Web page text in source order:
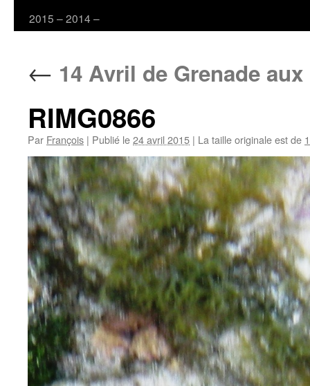
2015 – 2014 –
← 14 Avril de Grenade
RIMG0866
Par François | Publié le24 avril 2015 | La taille originale est de